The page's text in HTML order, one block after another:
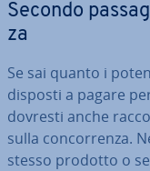
Secondo
za
Se sai quanto i
disposti a pagare
dovresti anche
sulla con­cor­ren­za.
stesso prodotto o